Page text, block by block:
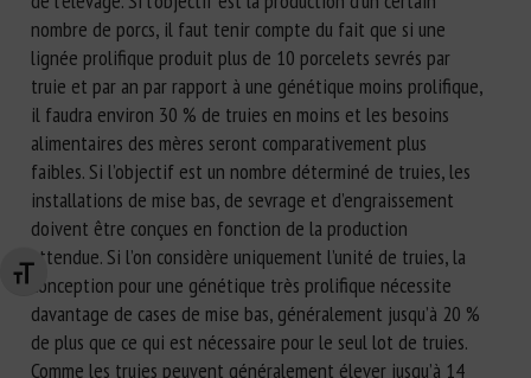
Changer la taille de la police
nombre de porcs, il faut tenir compte du fait que si une
lignée prolifique produit plus de 10 porcelets sevrés par
truie et par an par rapport à une génétique moins prolifique,
il faudra environ 30 % de truies en moins et les besoins
alimentaires des mères seront comparativement plus
faibles. Si l’objectif est un nombre déterminé de truies, les
installations de mise bas, de sevrage et d’engraissement
doivent être conçues en fonction de la production
attendue. Si l’on considère uniquement l’unité de truies, la
conception pour une génétique très prolifique nécessite
davantage de cases de mise bas, généralement jusqu’à 20 %
de plus que ce qui est nécessaire pour le seul lot de truies.
Comme les truies peuvent généralement élever jusqu’à 14